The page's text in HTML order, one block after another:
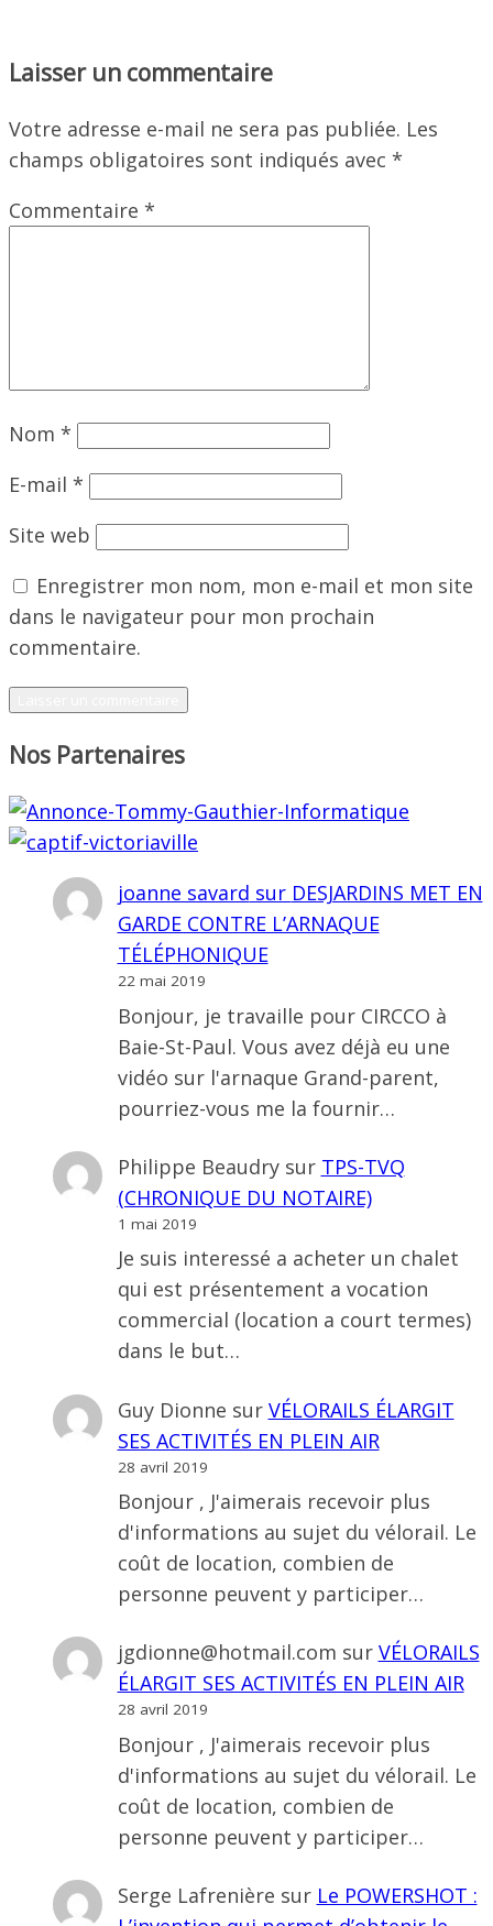
Laisser un commentaire
Votre adresse e-mail ne sera pas publiée. Les
champs obligatoires sont indiqués avec *
Commentaire *
Nom *
E-mail *
Site web
Enregistrer mon nom, mon e-mail et mon site
dans le navigateur pour mon prochain
commentaire.
Nos Partenaires
joanne savard sur DESJARDINS MET EN
GARDE CONTRE L’ARNAQUE
TÉLÉPHONIQUE
22 mai 2019
Bonjour, je travaille pour CIRCCO à
Baie-St-Paul. Vous avez déjà eu une
vidéo sur l'arnaque Grand-parent,
pourriez-vous me la fournir…
Philippe Beaudrysur TPS-TVQ
(CHRONIQUE DU NOTAIRE)
1 mai 2019
Je suis interessé a acheter un chalet
qui est présentement a vocation
commercial (location a court termes)
dans le but…
Guy Dionne sur VÉLORAILS ÉLARGIT
SES ACTIVITÉS EN PLEIN AIR
28 avril 2019
Bonjour , J'aimerais recevoir plus
d'informations au sujet du vélorail. Le
coût de location, combien de
personne peuvent y participer…
jgdionne@hotmail.com sur VÉLORAILS
ÉLARGIT SES ACTIVITÉS EN PLEIN AIR
28 avril 2019
Bonjour , J'aimerais recevoir plus
d'informations au sujet du vélorail. Le
coût de location, combien de
personne peuvent y participer…
Serge Lafrenière sur Le POWERSHOT :